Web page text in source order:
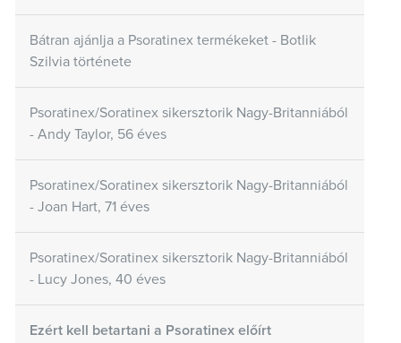
Bátran ajánlja a Psoratinex termékeket - Botlik
Szilvia története
Psoratinex/Soratinex sikersztorik Nagy-Britanniából
- Andy Taylor, 56 éves
Psoratinex/Soratinex sikersztorik Nagy-Britanniából
- Joan Hart, 71 éves
Psoratinex/Soratinex sikersztorik Nagy-Britanniából
- Lucy Jones, 40 éves
Ezért kell betartani a Psoratinex előírt